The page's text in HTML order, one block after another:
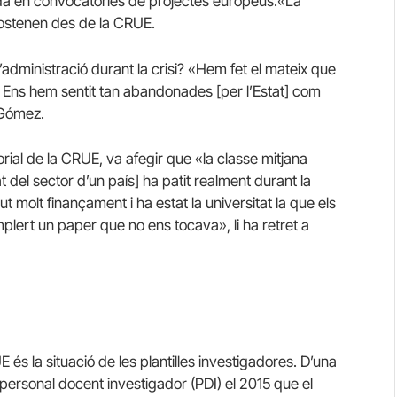
des de la CRUE.
durant la crisi? «Hem fet el mateix que
hem sentit tan abandonades [per l’Estat] com
de la CRUE, va afegir que «la classe mitjana
sector d’un país] ha patit realment durant la
molt finançament i ha estat la universitat la que els
un paper que no ens tocava», li ha retret a
és la situació de les plantilles investigadores. D’una
docent investigador (PDI) el 2015 que el